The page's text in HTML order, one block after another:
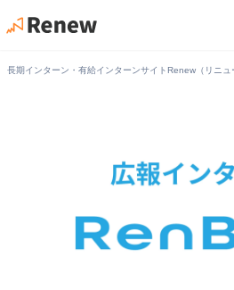
長期インターン・有給インターンサイトRenew（リニュ